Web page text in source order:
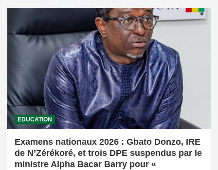
EDUCATION
Examens nationaux 2026 : Gbato Donzo, IRE
de N’Zérékoré, et trois DPE suspendus par le
ministre Alpha Bacar Barry pour «